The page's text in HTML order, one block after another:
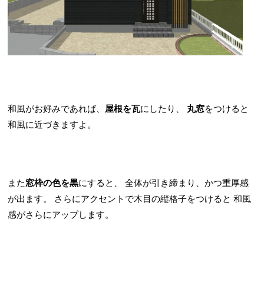
和風がお好みであれば、 屋根を瓦にしたり、 丸窓をつけると
和風に近づきますよ。
また窓枠の色を黒にすると、
全体が引き締まり、かつ重厚感
が出ます。
さらにアクセントで木目の縦格子をつけると 和風
感がさらにアップします。